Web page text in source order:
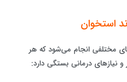
استخوان
مختلفی انجام می‌شود که هر
درمانی بستگی دارد: